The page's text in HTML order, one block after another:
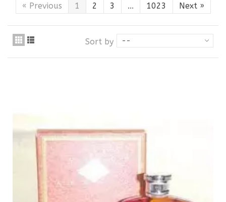
« Previous 1 2 3 ... 1023 Next»
Sort by --